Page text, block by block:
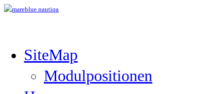
SiteMap
Modulpositionen